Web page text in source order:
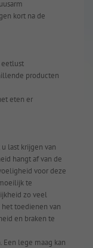
kort na de
eetlust
producten
eten er
last krijgen van
hangt af van de
voor deze
te
zo veel
toedienen van
en braken te
lege maag kan